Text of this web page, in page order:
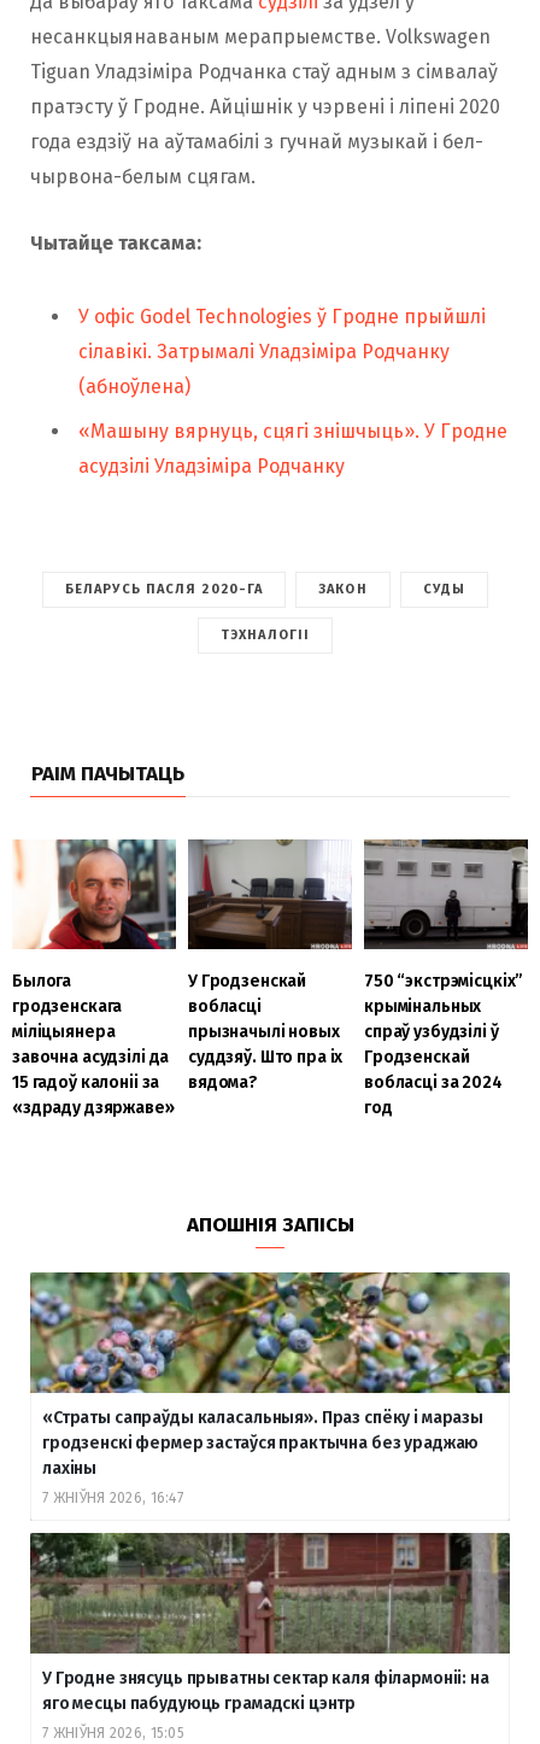
несанкцыянаваным мерапрыемстве. Volkswagen
Tiguan Уладзіміра Родчанка стаў адным з сімвалаў
пратэсту ў Гродне. Айцішнік у чэрвені і ліпені 2020
года ездзіў на аўтамабілі з гучнай музыкай і бел-
чырвона-белым сцягам.
Чытайце таксама:
У офіс Godel Technologies ў Гродне прыйшлі
сілавікі. Затрымалі Уладзіміра Родчанку
(абноўлена)
«Машыну вярнуць, сцягі знішчыць». У Гродне
асудзілі Уладзіміра Родчанку
БЕЛАРУСЬ ПАСЛЯ 2020-ГА ЗАКОН СУДЫ
ТЭХНАЛОГІІ
РАІМ ПАЧЫТАЦЬ
Былога
гродзенскага
міліцыянера
завочна асудзілі да
15 гадоў калоніі за
«здраду дзяржаве»
У Гродзенскай
вобласці
прызначылі новых
суддзяў. Што пра іх
вядома?
750 “экстрэмісцкіх”
крымінальных
спраў узбудзілі ў
Гродзенскай
вобласці за 2024
год
АПОШНІЯ ЗАПІСЫ
«Страты сапраўды каласальныя». Праз спёку і маразы
гродзенскі фермер застаўся практычна без ураджаю
лахіны
7 ЖНІЎНЯ 2026, 16:47
У Гродне знясуць прыватны сектар каля філармоніі: на
яго месцы пабудуюць грамадскі цэнтр
7 ЖНІЎНЯ 2026, 15:05